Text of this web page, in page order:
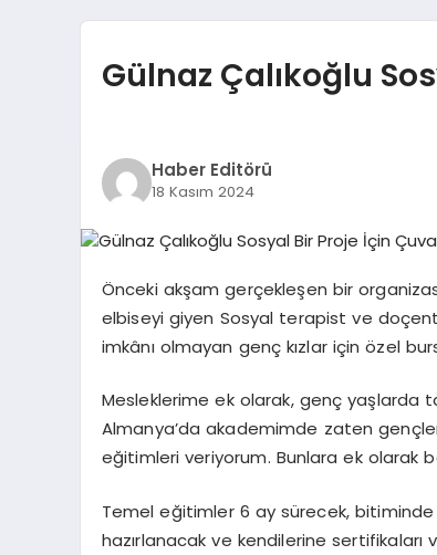
Gülnaz Çalıkoğlu
Haber Editörü
18 Kasım 2024
Önceki akşam gerçekleşen bir
elbiseyi giyen Sosyal terapist ve
imkânı olmayan genç kızlar için özel
Mesleklerime ek olarak, genç yaşlarda
Almanya’da akademimde zaten
eğitimleri veriyorum. Bunlara ek olarak
Temel eğitimler 6 ay sürecek,
hazırlanacak ve kendilerine sertifikaları